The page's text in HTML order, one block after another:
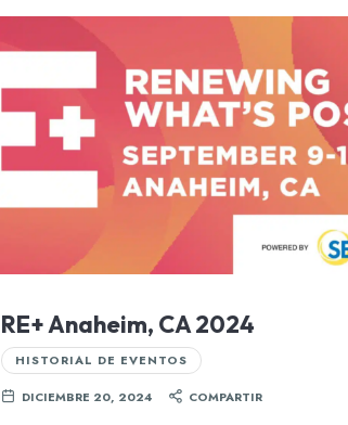
RE+ Anaheim, CA 2024
HISTORIAL DE EVENTOS
DICIEMBRE 20, 2024 COMPARTIR